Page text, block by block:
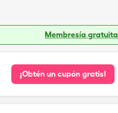
Membresía gratuita
¡Obtén un cupón gratis!